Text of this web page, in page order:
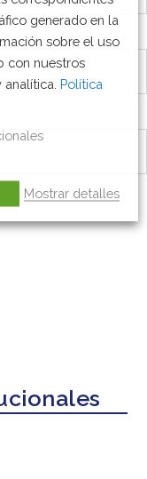
generado en la
sobre el uso
con nuestros
Política
Mostrar detalles